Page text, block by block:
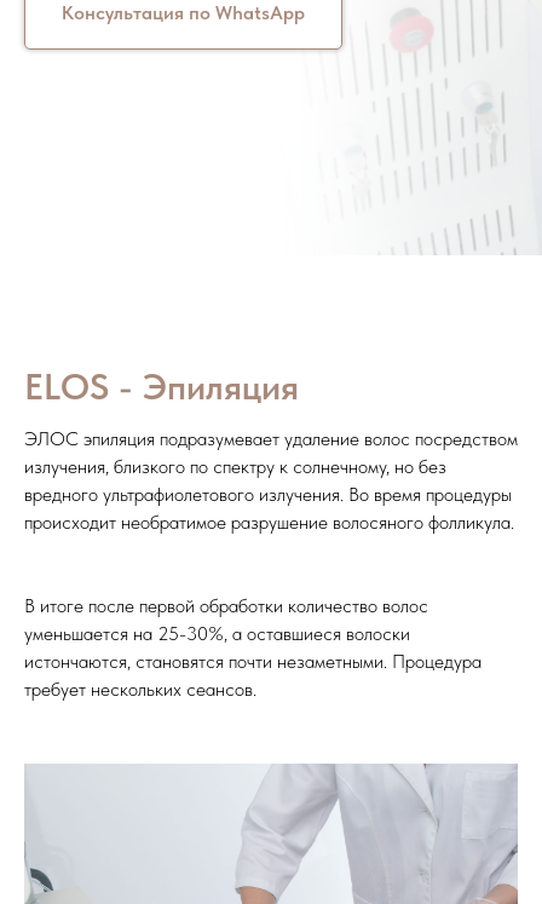
Консультация по WhatsApp
ELOS - Эпиляция
ЭЛОС эпиляция подразумевает удаление волос посредством
излучения, близкого по спектру к солнечному, но без
вредного ультрафиолетового излучения. Во время процедуры
происходит необратимое разрушение волосяного фолликула.
В итоге после первой обработки количество волос
уменьшается на 25-30%, а оставшиеся волоски
истончаются, становятся почти незаметными. Процедура
требует нескольких сеансов.